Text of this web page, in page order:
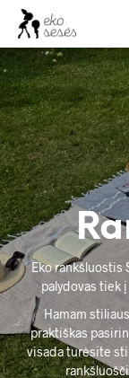
Eko rankšluostis
palydovas tiek
Hamam
praktiškas
visada turėsite